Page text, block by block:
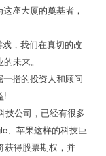
座大厦的奠基者，
，我们在真切的改
未来。
指的投资人和顾问
!
公司，已经有很多
、苹果这样的科技巨
获得股票期权，并